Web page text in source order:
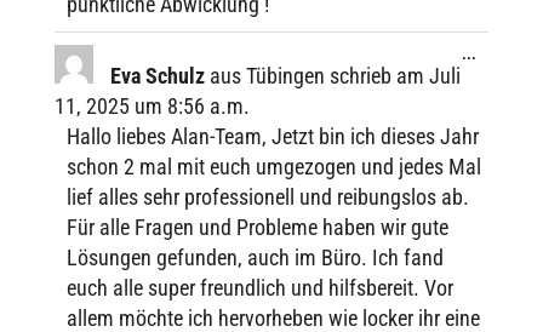
Eva Schulz aus Tübingen schrieb am Juli
11, 2025 um 8:56 a.m.
Hallo liebes Alan-Team, Jetzt bin ich dieses Jahr
schon 2 mal mit euch umge­zo­gen und jedes Mal
lief alles sehr profes­sio­nell und reibungs­los ab.
Für alle Fragen und Probleme haben wir gute
Lösun­gen gefun­den, auch im Büro. Ich fand
euch alle super freund­lich und hilfs­be­reit. Vor
allem möchte ich hervor­he­ben wie locker ihr eine
...